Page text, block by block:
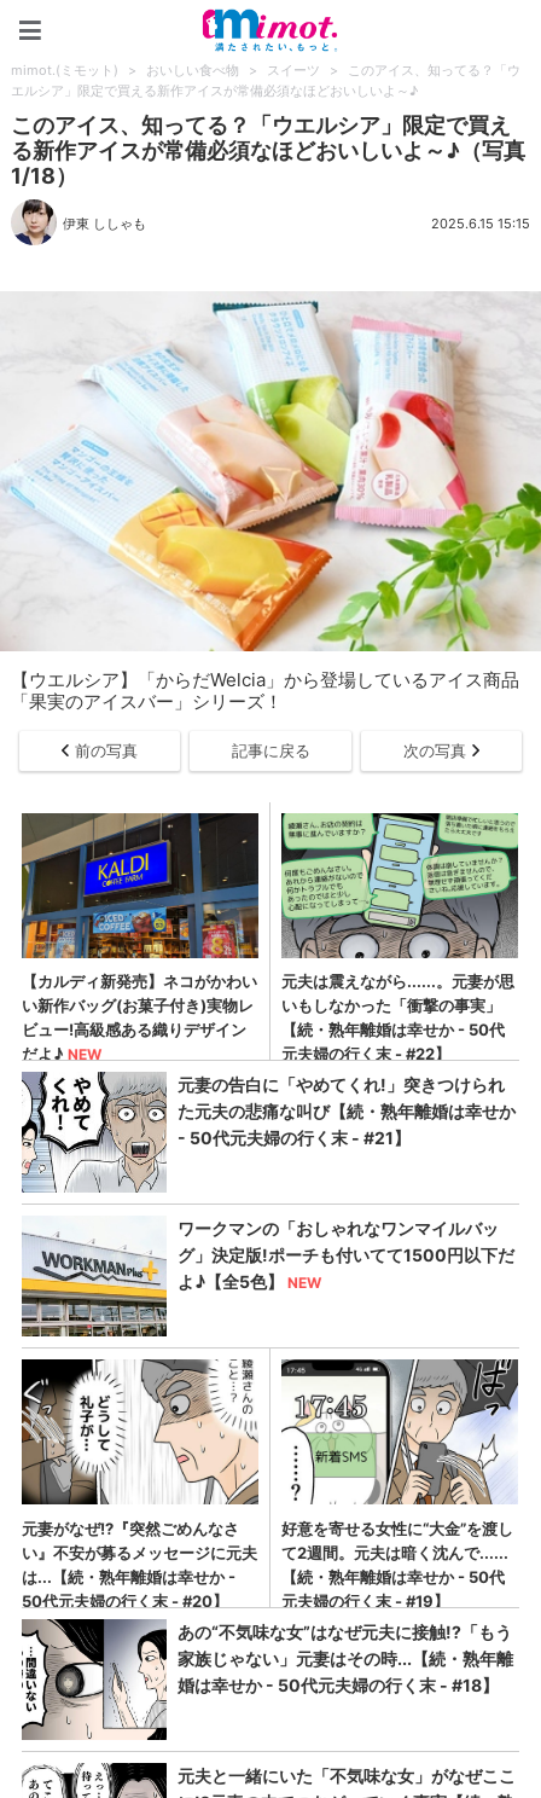
mimot.(ミモット) > おいしい食べ物 > スイーツ >
このアイス、知ってる？「ウ
エルシア」限定で買える新作アイスが常備必須なほどおいしいよ～♪
このアイス、知ってる？「ウエルシア」限定で買え
る新作アイスが常備必須なほどおいしいよ～♪（写真
1/18）
伊東 ししゃも 2025.6.15 15:15
【ウエルシア】「からだWelcia」から登場しているアイス商品
「果実のアイスバー」シリーズ！
前の写真 記事に戻る 次の写真